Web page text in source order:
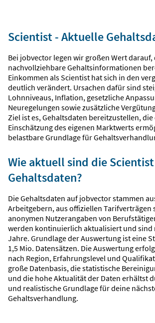
Scientist - Aktuelle
Bei jobvector legen wir großen Wert
nachvollziehbare Gehaltsinformationen
Einkommen als Scientist hat sich in den
deutlich verändert. Ursachen dafür sind
Lohnniveaus, Inflation, gesetzliche
Neuregelungen sowie zusätzliche
Ziel ist es, Gehaltsdaten bereitzustellen,
Einschätzung des eigenen Marktwerts
belastbare Grundlage für
Wie aktuell sind die Scientist
Gehaltsdaten?
Die Gehaltsdaten auf jobvector stammen
Arbeitgebern, aus offiziellen Tarifverträgen
anonymen Nutzerangaben von
werden kontinuierlich aktualisiert und sind
Jahre. Grundlage der Auswertung ist eine
1,5 Mio. Datensätzen. Die Auswertung
nach Region, Erfahrungslevel und
große Datenbasis, die statistische
und die hohe Aktualität der Daten erhältst
und realistische Grundlage für deine
Gehaltsverhandlung.